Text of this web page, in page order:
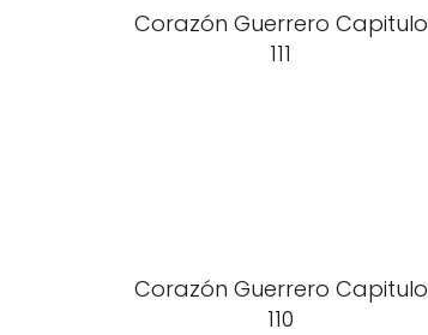
Corazón Guerrero Capitulo
111
Corazón Guerrero Capitulo
110